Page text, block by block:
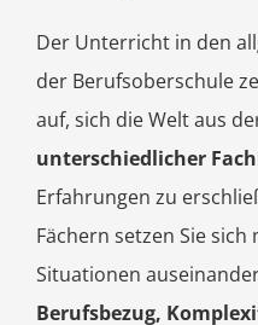
Der Unterricht in den
der Berufsoberschule
auf, sich die Welt aus
unterschiedlicher
Erfahrungen zu
Fächern setzen Sie
Situationen
Berufsbezug,